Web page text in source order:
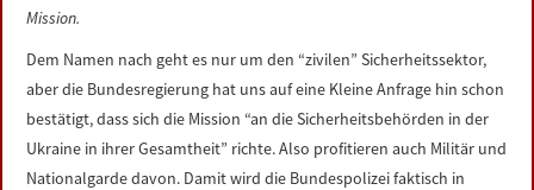
Mission.
Dem Namen nach geht es nur um den “zivilen” Sicherheitssektor,
aber die Bundesregierung hat uns auf eine Kleine Anfrage hin schon
bestätigt, dass sich die Mission “an die Sicherheitsbehörden in der
Ukraine in ihrer Gesamtheit” richte. Also profitieren auch Militär und
Nationalgarde davon. Damit wird die Bundespolizei faktisch in